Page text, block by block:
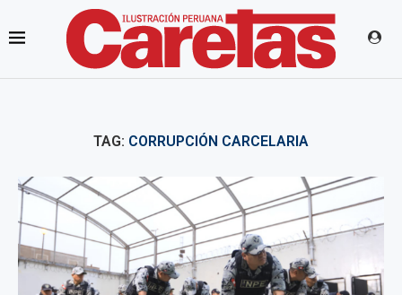
TAG: CORRUPCIÓN CARCELARIA